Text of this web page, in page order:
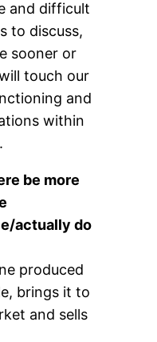
and difficult
to discuss,
sooner or
touch our
and
within
be more
actually do
produced
brings it to
and sells